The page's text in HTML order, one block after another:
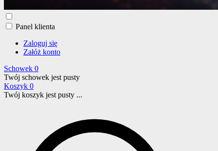
Panel klienta
Zaloguj się
Załóż konto
Schowek 0
Twój schowek jest pusty
Koszyk 0
Twój koszyk jest pusty ...